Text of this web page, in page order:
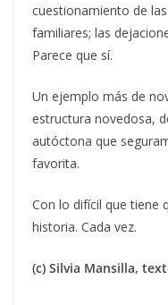
cuestionamiento de
familiares; las
Parece que sí.
Un ejemplo más de
estructura novedosa,
autóctona que
favorita.
Con lo difícil que tiene
historia. Cada vez.
(c) Silvia Mansilla,